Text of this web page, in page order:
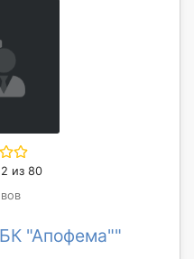
из 80
"Апофема""